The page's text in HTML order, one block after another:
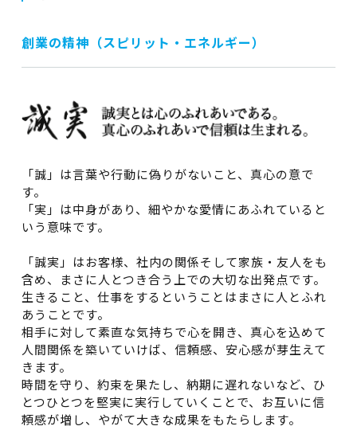
創業の精神（スピリット・エネルギー）
「誠」は言葉や行動に偽りがないこと、真心の意で
す。
「実」は中身があり、細やかな愛情にあふれていると
いう意味です。
「誠実」はお客様、社内の関係そして家族・友人をも
含め、まさに人とつき合う上での大切な出発点です。
生きること、仕事をするということはまさに人とふれ
あうことです。
相手に対して素直な気持ちで心を開き、真心を込めて
人間関係を築いていけば、信頼感、安心感が芽生えて
きます。
時間を守り、約束を果たし、納期に遅れないなど、ひ
とつひとつを堅実に実行していくことで、お互いに信
頼感が増し、やがて大きな成果をもたらします。